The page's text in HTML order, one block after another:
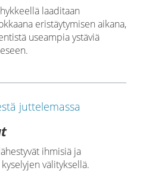
laaditaan
eristäytymisen aikana,
useampia ystäviä
ihmisiä ja
välityksellä.